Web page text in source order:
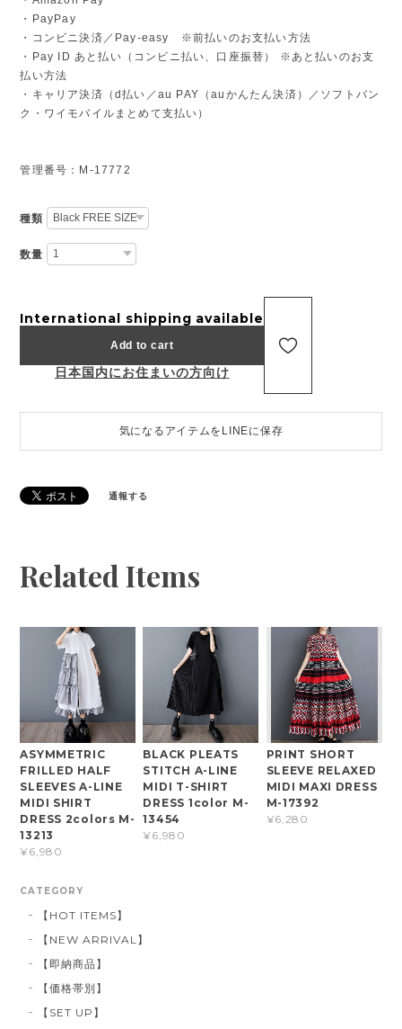
・PayPay
・コンビニ決済／Pay-easy ※前払いのお支払い方法
・Pay ID あと払い（コンビニ払い、口座振替） ※あと払いのお支
払い方法
・キャリア決済（d払い／au PAY（auかんたん決済）／ソフトバン
ク・ワイモバイルまとめて支払い）
管理番号：M-17772
種類
数量
International shipping available
Add to cart
日本国内にお住まいの方向け
気になるアイテムをLINEに保存
通報する
Related Items
ASYMMETRIC
FRILLED HALF
SLEEVES A-LINE
MIDI SHIRT
DRESS 2colors M-
13213
¥6,980
BLACK PLEATS
STITCH A-LINE
MIDI T-SHIRT
DRESS 1color M-
13454
¥6,980
PRINT SHORT
SLEEVE RELAXED
MIDI MAXI DRESS
M-17392
¥6,280
CATEGORY
【HOT ITEMS】
【NEW ARRIVAL】
【即納商品】
【価格帯別】
【SET UP】